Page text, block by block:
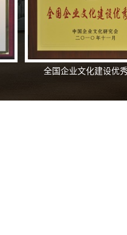
全国企业文化建设优